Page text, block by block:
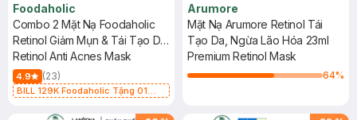
Foodaholic
Combo 2 Mặt Nạ Foodaholic
Retinol Giảm Mụn & Tái Tạo Da
23ml
Retinol Anti Acnes Mask
4.9 (23)
BILL 129K Foodaholic Tặng 01
Ẩm, Phục Hồi 23g (SL có hạn)
Arumore
Mặt Nạ Arumore Retinol Tái
Tạo Da, Ngừa Lão Hóa 23ml
Premium Retinol Mask
64%